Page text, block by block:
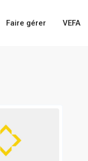
Faire gérer VEFA